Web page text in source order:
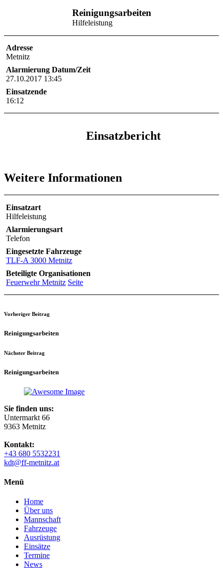
Reinigungsarbeiten
Hilfeleistung
Adresse
Metnitz
Alarmierung Datum/Zeit
27.10.2017 13:45
Einsatzende
16:12
Einsatzbericht
Weitere Informationen
Einsatzart
Hilfeleistung
Alarmierungsart
Telefon
Eingesetzte Fahrzeuge
TLF-A 3000 Metnitz
Beteiligte Organisationen
Feuerwehr Metnitz Seite
Vorheriger Beitrag
Reinigungsarbeiten
Nächster Beitrag
Reinigungsarbeiten
Sie finden uns:
Untermarkt 66
9363 Metnitz
Kontakt:
+43 680 5532231
kdt@ff-metnitz.at
Menü
Home
Über uns
Mannschaft
Fahrzeuge
Ausrüstung
Einsätze
Termine
News